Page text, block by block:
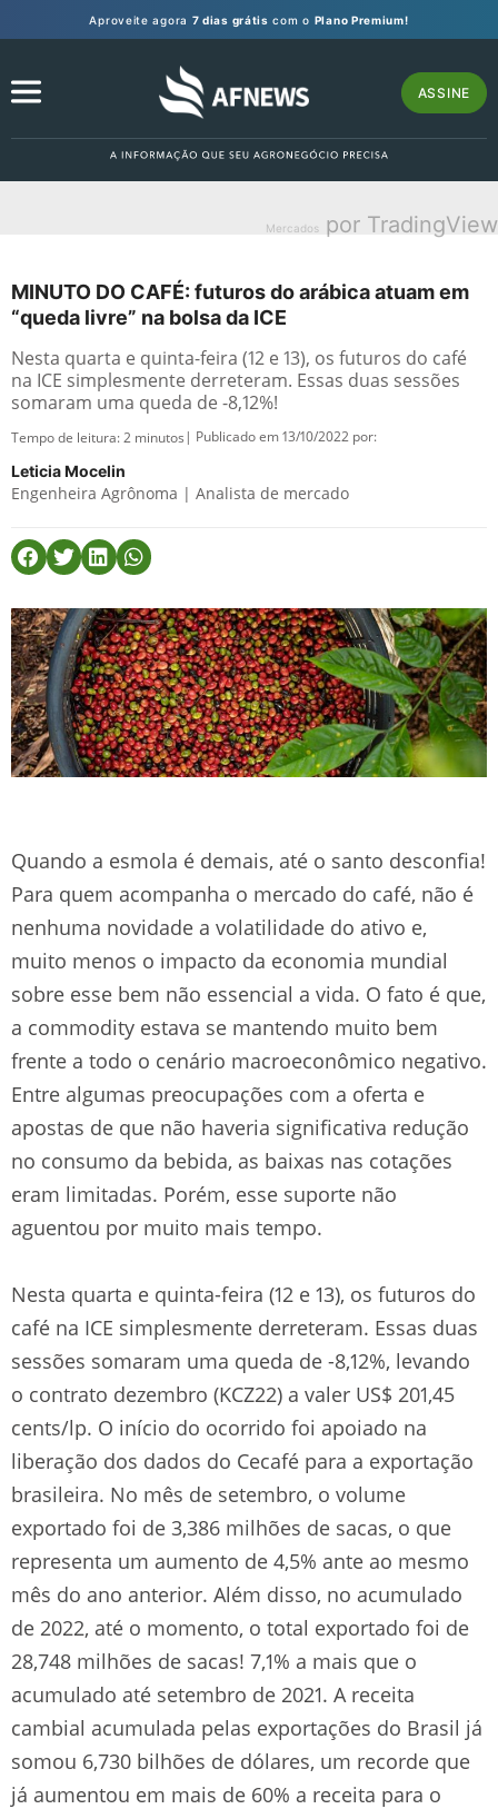
Aproveite agora 7 dias grátis com o Plano Premium!
ASSINE
Mercados por TradingView
MINUTO DO CAFÉ: futuros do arábica atuam em
“queda livre” na bolsa da ICE
Nesta quarta e quinta-feira (12 e 13), os futuros do café
na ICE simplesmente derreteram. Essas duas sessões
somaram uma queda de -8,12%!
Tempo de leitura:2 minutos | Publicado em 13/10/2022 por:
Leticia Mocelin
Engenheira Agrônoma | Analista de mercado
Quando a esmola é demais, até o santo desconfia!
Para quem acompanha o mercado do café, não é
nenhuma novidade a volatilidade do ativo e,
muito menos o impacto da economia mundial
sobre esse bem não essencial a vida. O fato é que,
a commodity estava se mantendo muito bem
frente a todo o cenário macroeconômico negativo.
Entre algumas preocupações com a oferta e
apostas de que não haveria significativa redução
no consumo da bebida, as baixas nas cotações
eram limitadas. Porém, esse suporte não
aguentou por muito mais tempo.
Nesta quarta e quinta-feira (12 e 13), os futuros do
café na ICE simplesmente derreteram. Essas duas
sessões somaram uma queda de -8,12%, levando
o contrato dezembro (KCZ22) a valer US$ 201,45
cents/lp. O início do ocorrido foi apoiado na
liberação dos dados do Cecafé para a exportação
brasileira. No mês de setembro, o volume
exportado foi de 3,386 milhões de sacas, o que
representa um aumento de 4,5% ante ao mesmo
mês do ano anterior. Além disso, no acumulado
de 2022, até o momento, o total exportado foi de
28,748 milhões de sacas! 7,1% a mais que o
acumulado até setembro de 2021. A receita
cambial acumulada pelas exportações do Brasil já
somou 6,730 bilhões de dólares, um recorde que
já aumentou em mais de 60% a receita para o